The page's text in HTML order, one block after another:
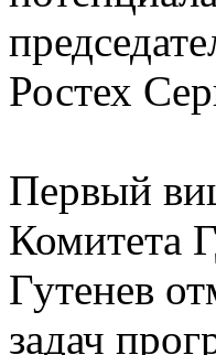
Ростех
Первый
Комитета
Гутенев
задач